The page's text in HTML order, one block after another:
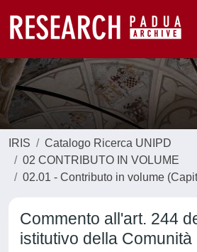
IRIS
Catalogo Ricerca UNIPD
02 CONTRIBUTO IN VOLUME
02.01 - Contributo in volume
Commento all'art. 244
istitutivo della